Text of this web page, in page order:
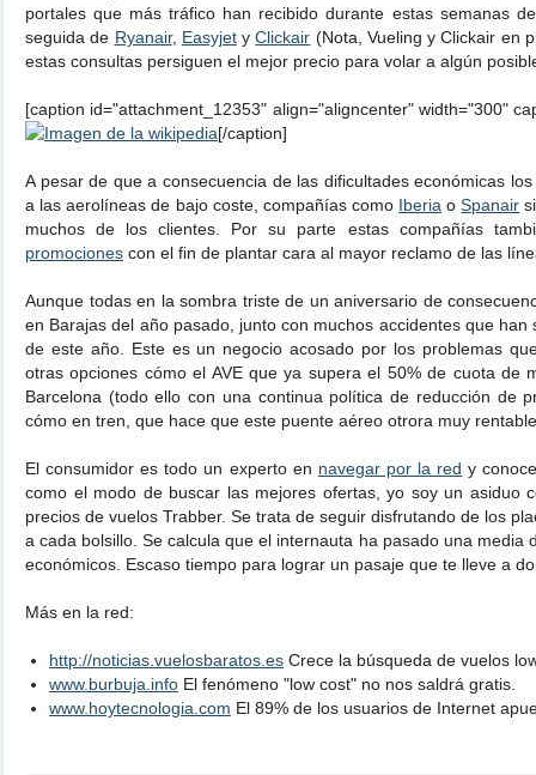
portales que más tráfico han recibido durante estas semanas
seguida de Ryanair, EasyjetyClickair (Nota, Vueling y Clickair en
estas consultas persiguen el mejor precio para volar a algún
[caption id="attachment_12353" align="aligncenter" width="300"
[/caption]
A pesar de que a consecuencia de las dificultades económicas
a las aerolíneas de bajo coste, compañías como Iberia oSpanair
muchos de los clientes. Por su parte estas compañías
promociones con el fin de plantar cara al mayor reclamo de las
Aunque todas en la sombra triste de un aniversario de
en Barajas del año pasado, junto con muchos accidentes que han
de este año. Este es un negocio acosado por los problemas
otras opciones cómo el AVE que ya supera el 50% de cuota de
Barcelona (todo ello con una continua política de reducción de
cómo en tren, que hace que este puente aéreo otrora muy
El consumidor es todo un experto en navegar por la red y
como el modo de buscar las mejores ofertas, yo soy un asiduo
precios de vuelos Trabber. Se trata de seguir disfrutando de los
a cada bolsillo. Se calcula que el internauta ha pasado una media
económicos. Escaso tiempo para lograr un pasaje que te lleve a
Más en la red:
http://noticias.vuelosbaratos.es Crece la búsqueda de vuelos
www.burbuja.info El fenómeno "low cost" no nos saldrá gratis.
www.hoytecnologia.com El 89% de los usuarios de Internet